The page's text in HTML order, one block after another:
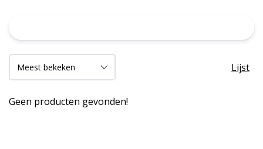
Lijst
Geen producten gevonden!